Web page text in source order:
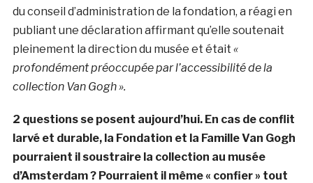
du conseil d’administration de la fondation, a réagi en
publiant une déclaration affirmant qu’elle soutenait
pleinement la direction du musée et était «
profondément préoccupée par l’accessibilité de la
collection Van Gogh ».
2 questions se posent aujourd’hui. En cas de conflit
larvé et durable, la Fondation et la Famille Van Gogh
pourraient il soustraire la collection au musée
d’Amsterdam ? Pourraient il même « confier » tout